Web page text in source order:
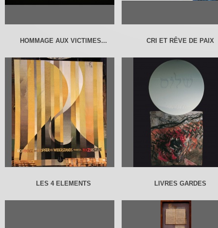
HOMMAGE AUX VICTIMES... CRI ET RÊVE DE PAIX
LES 4 ELEMENTS LIVRES GARDES